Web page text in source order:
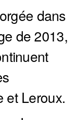
dans
de 2013,
et Leroux.